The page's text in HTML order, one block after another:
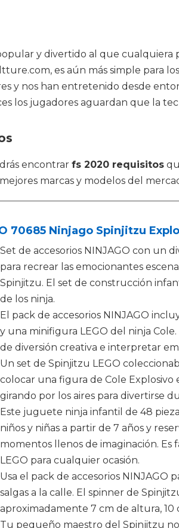
y divertido al que
es aún más simple para
y nos han entretenido desde
los jugadores aguardan que la
encontrar fs 2020 requisitos
marcas y modelos del
70685 Ninjago Spinjitzu
Set de accesorios NINJAGO con un
para recrear las emocionantes
Spinjitzu. El set de construcción
de los ninja.
El pack de accesorios NINJAGO
y una minifigura LEGO del ninja
de diversión creativa e interpretar
Un set de Spinjitzu LEGO
colocar una figura de Cole Explosivo
girando por los aires para divertirse
Este juguete ninja infantil de 48
niños y niñas a partir de 7 años y
momentos llenos de imaginación.
LEGO para cualquier ocasión.
Usa el pack de accesorios
salgas a la calle. El spinner de
aproximadamente 7 cm de altura,
Tu pequeño maestro del Spinjitzu